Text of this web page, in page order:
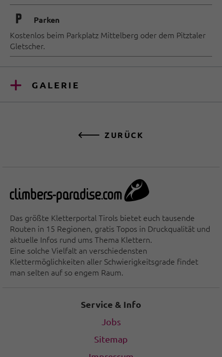
🐈 Parken
Kostenlos beim Parkplatz Mittelberg oder dem Pitztaler
Gletscher.
GALERIE
ZURÜCK
Das größte Kletterportal Tirols bietet euch tausende
Routen in 15 Regionen, gratis Topos in Druckqualität und
aktuelle Infos rund ums Thema Klettern.
Eine solche Vielfalt an verschiedensten
Klettermöglichkeiten aller Schwierigkeitsgrade findet
man selten auf so engem Raum.
Service & Info
Jobs
Sitemap